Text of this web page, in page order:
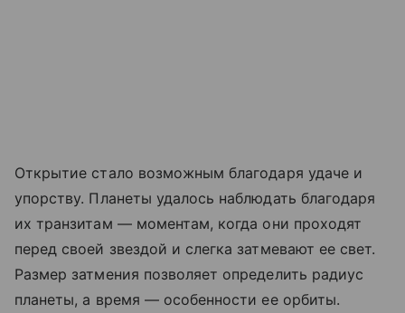
Открытие стало возможным благодаря удаче и
упорству. Планеты удалось наблюдать благодаря
их транзитам — моментам, когда они проходят
перед своей звездой и слегка затмевают ее свет.
Размер затмения позволяет определить радиус
планеты, а время — особенности ее орбиты.